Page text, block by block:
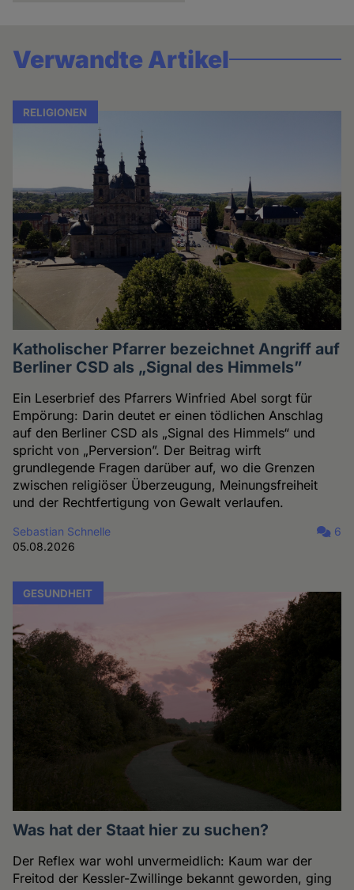
Verwandte Artikel
RELIGIONEN
Katholischer Pfarrer bezeichnet Angriff auf
Berliner CSD als „Signal des Himmels”
Ein Leserbrief des Pfarrers Winfried Abel sorgt für
Empörung: Darin deutet er einen tödlichen Anschlag
auf den Berliner CSD als „Signal des Himmels“ und
spricht von „Perversion”. Der Beitrag wirft
grundlegende Fragen darüber auf, wo die Grenzen
zwischen religiöser Überzeugung, Meinungsfreiheit
und der Rechtfertigung von Gewalt verlaufen.
Sebastian Schnelle
05.08.2026
6
GESUNDHEIT
Was hat der Staat hier zu suchen?
Der Reflex war wohl unvermeidlich: Kaum war der
Freitod der Kessler-Zwillinge bekannt geworden, ging